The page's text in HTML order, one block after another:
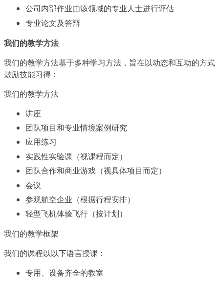
公司内部作业由该领域的专业人士进行评估
专业论文及答辩
我们的教学方法
我们的教学方法基于多种学习方法，旨在以动态和互动的方式
鼓励技能习得：
我们的教学方法
讲座
团队项目和专业情境案例研究
应用练习
实践性实验课（视课程而定）
团队合作和商业游戏（视具体项目而定）
会议
参观航空企业（根据行程安排）
轻型飞机体验飞行（按计划）
我们的教学框架
我们的课程以以下语言授课：
专用、设备齐全的教室